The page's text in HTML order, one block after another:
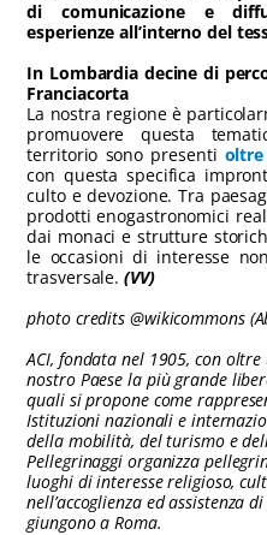
di comunicazione e
esperienze all’interno del
In Lombardia decine di
Franciacorta
La nostra regione è
promuovere questa
territorio sono presenti
con questa specifica
culto e devozione. Tra
prodotti enogastronomici
dai monaci e strutture
le occasioni di interesse
trasversale.(VV)
photo credits @wikicommons
ACI, fondata nel 1905, con
nostro Paese la più grande
quali si propone come
Istituzioni nazionali e
della mobilità, del turismo e
Pellegrinaggi organizza
luoghi di interesse religioso,
nell’accoglienza ed assistenza
giungono a Roma.